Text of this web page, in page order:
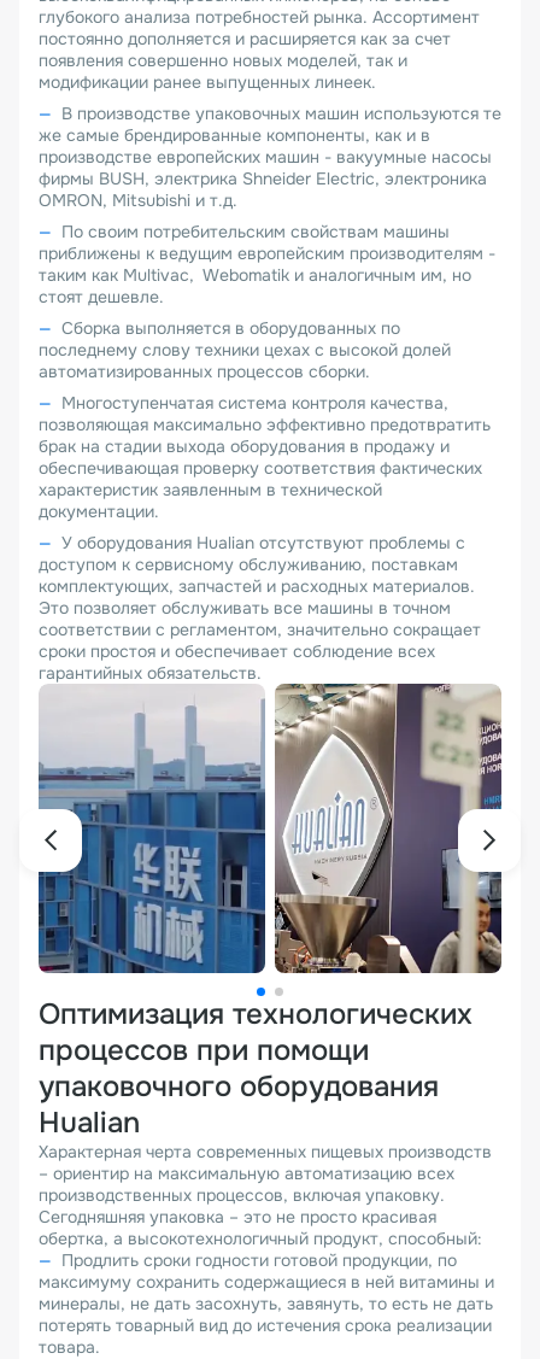
глубокого анализа потребностей рынка. Ассортимент
постоянно дополняется и расширяется как за счет
появления совершенно новых моделей, так и
модификации ранее выпущенных линеек.
В производстве упаковочных машин используются те
же самые брендированные компоненты, как и в
производстве европейских машин - вакуумные насосы
фирмы BUSH, электрика Shneider Electric, электроника
OMRON, Mitsubishi и т.д.
По своим потребительским свойствам машины
приближены к ведущим европейским производителям -
таким как Multivac, Webomatik и аналогичным им, но
стоят дешевле.
Сборка выполняется в оборудованных по
последнему слову техники цехах с высокой долей
автоматизированных процессов сборки.
Многоступенчатая система контроля качества,
позволяющая максимально эффективно предотвратить
брак на стадии выхода оборудования в продажу и
обеспечивающая проверку соответствия фактических
характеристик заявленным в технической
документации.
У оборудования Hualian отсутствуют проблемы с
доступом к сервисному обслуживанию, поставкам
комплектующих, запчастей и расходных материалов.
Это позволяет обслуживать все машины в точном
соответствии с регламентом, значительно сокращает
сроки простоя и обеспечивает соблюдение всех
гарантийных обязательств.
Оптимизация технологических
процессов при помощи
упаковочного оборудования
Hualian
Характерная черта современных пищевых производств
– ориентир на максимальную автоматизацию всех
производственных процессов, включая упаковку.
Сегодняшняя упаковка – это не просто красивая
обертка, а высокотехнологичный продукт, способный:
Продлить сроки годности готовой продукции, по
максимуму сохранить содержащиеся в ней витамины и
минералы, не дать засохнуть, завянуть, то есть не дать
потерять товарный вид до истечения срока реализации
товара.